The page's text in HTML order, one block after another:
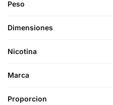
Peso
Dimensiones
Nicotina
Marca
Proporcion